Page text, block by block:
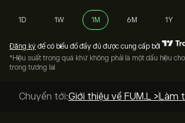
1D 1W 1M 6M 1Y
Đăng ký để có biểu đồ đầy đủ được cung cấp bởi
*Hiệu suất trong quá khứ không phải là một dấu hiệu
trong tương lai
Chuyển tới:Giới thiệu về FUM.L > Làm